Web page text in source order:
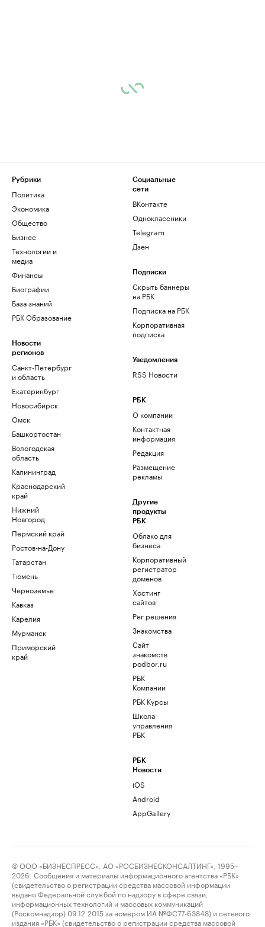
Рубрики
Политика
Экономика
Общество
Бизнес
Технологии и
медиа
Финансы
Биографии
База знаний
РБК Образование
Новости
регионов
Санкт-Петербург
и область
Екатеринбург
Новосибирск
Омск
Башкортостан
Вологодская
область
Калининград
Краснодарский
край
Нижний
Новгород
Пермский край
Ростов-на-Дону
Татарстан
Тюмень
Черноземье
Кавказ
Карелия
Мурманск
Приморский
край
Социальные
сети
ВКонтакте
Одноклассники
Telegram
Дзен
Подписки
Скрыть баннеры
на РБК
Подписка на РБК
Корпоративная
подписка
Уведомления
RSS Новости
РБК
О компании
Контактная
информация
Редакция
Размещение
рекламы
Другие
продукты
РБК
Облако для
бизнеса
Корпоративный
регистратор
доменов
Хостинг
сайтов
Рег.решения
Знакомства
Сайт
знакомств
podbor.ru
РБК
Компании
РБК Курсы
Школа
управления
РБК
РБК
Новости
iOS
Android
AppGallery
© ООО «БИЗНЕСПРЕСС», АО «РОСБИЗНЕСКОНСАЛТИНГ», 1995–
2026. Сообщения и материалы информационного агентства «РБК»
(свидетельство о регистрации средства массовой информации
выдано Федеральной службой по надзору в сфере связи,
информационных технологий и массовых коммуникаций
(Роскомнадзор) 09.12.2015 за номером ИА №ФС77-63848) и сетевого
издания «РБК» (свидетельство о регистрации средства массовой